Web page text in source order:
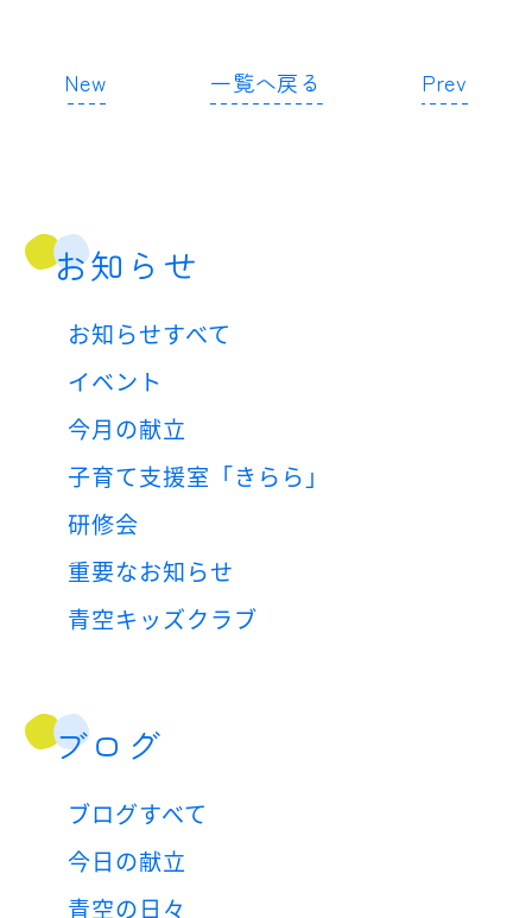
New 一覧へ戻る Prev
お知らせ
お知らせすべて
イベント
今月の献立
子育て支援室「きらら」
研修会
重要なお知らせ
青空キッズクラブ
ブログ
ブログすべて
今日の献立
青空の日々